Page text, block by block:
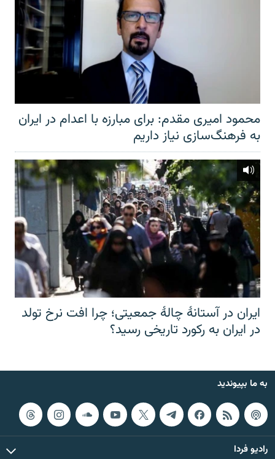
محمود امیری مقدم: برای مبارزه با اعدام در ایران
به فرهنگ‌سازی نیاز داریم
ایران در آستانهٔ چالهٔ جمعیتی؛ چرا افت نرخ تولد
در ایران به رکورد تاریخی رسید؟
به ما بپیوندید
رادیو فردا